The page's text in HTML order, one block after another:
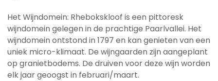
Het Wijndomein: Rhebokskloof is een pittoresk
wijndomein gelegen in de prachtige Paarlvallei. Het
wijndomein ontstond in 1797 en kan genieten van een
uniek micro-klimaat. De wijngaarden zijn aangeplant
op granietbodems. De druiven voor deze wijn worden
elk jaar geoogst in februari/maart.